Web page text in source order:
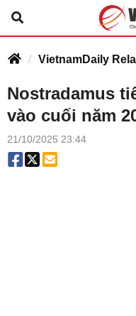
VietnamDaily
Nostradamus
vào cuối năm
21/10/2025 23:44